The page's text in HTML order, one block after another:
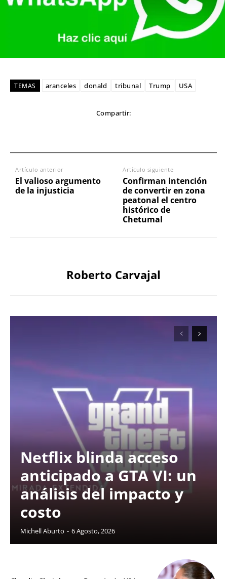
TEMAS aranceles donald tribunal Trump USA
Compartir:
Artículo anterior
El valioso argumento
de la injusticia
Artículo siguiente
Confirman intención
de convertir en zona
peatonal el centro
histórico de
Chetumal
Roberto Carvajal
Netflix blinda acceso
anticipado a GTA VI: un
análisis del impacto y
costo
Michell Aburto - 6 Agosto, 2026